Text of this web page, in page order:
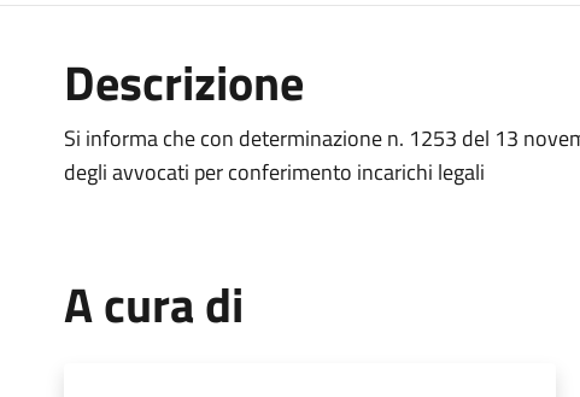
Descrizione
Si informa che con determinazione n. 1253 del 13
degli avvocati per conferimento incarichi legali
A cura di